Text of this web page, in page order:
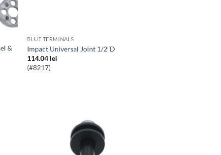
BLUE TERMINALS
Impact Universal Joint 1/2″D
114.04 lei
(#8217)